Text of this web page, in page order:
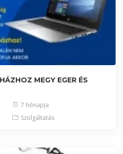
MEGY EGER ÉS
7 hónapja
Szolgáltatás